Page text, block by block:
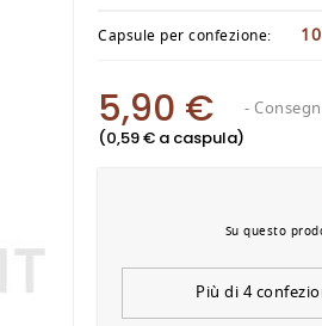
Capsule per confezione: 10
5,90 €
(0,59 € a caspula)
-
Su questo
Più di 4